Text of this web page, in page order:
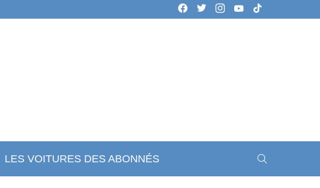
facebooktwitterinstagramyoutube
LES VOITURES DES ABONNÉS